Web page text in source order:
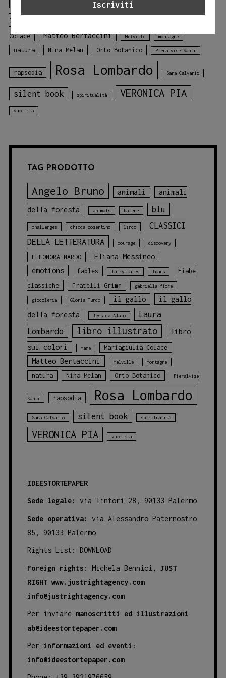
Laura Lombardo
illustrato
Colace
Matteo Bertaccini Melville montagne
natura Nina Melan Orto Botanico Pieralvise Santi
rapsodia Rosa Lombardo Sara Calvario
silent book spiritualità VERONICA PIA
vucciria
TAG PRODOTTO
Angelo Bruno animali animali
della foresta animals balene blu
challenges chicca cosentino Circo
CLASSICI
DELLA LETTERATURA
courage discovery
ELEONORA NARDO
Eliana Messineo
emotions
fables fairy tales fears
Fiabe
classiche
Fratelli Grimm gabriella fiore
giocoleria Gloria Tundo il gallo
il gallo
della foresta
Jessica Adamo
Laura
Lombardo
libro illustrato
libro
sui colori
mare Mariagiulia Colace
Matteo Bertaccini Melville montagne
natura Nina Melan Orto Botanico Pieralvise
Santi rapsodia Rosa Lombardo
Sara Calvario silent book spiritualità
VERONICA PIA vucciria
IDEESTORTEPAPER
Sede legale: via Tintori 28, 90133 Palermo
Sede operativa:
via Alessandro Paternostro
85, 90133 Palermo
Rights List: DOWNLOAD
Foreign rights : Michela Bennici, JUST
RIGHT www.justrightagency.com
info@justrightagency.com
Per inviare manoscritti ed illustrazioni
ab@ideestortepaper.com
Per informazioni ed eventi :
info@ideestortepaper.com